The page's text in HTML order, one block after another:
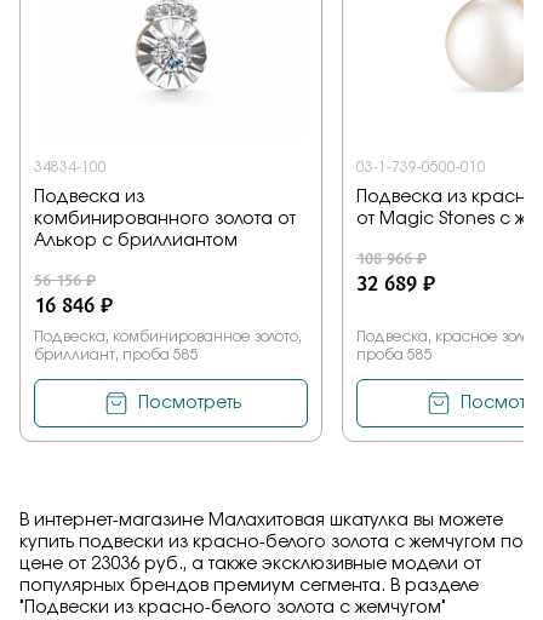
34834-100
Подвеска из
комбинированного золота от
Алькор с бриллиантом
56 156 ₽
16 846 ₽
Подвеска, комбинированное золото,
бриллиант, проба 585
Посмотреть
03-1-739-0500-010
Подвеска из
от Magic Stones с
108 966 ₽
32 689 ₽
Подвеска, красное
проба 585
В интернет-магазине Малахитовая шкатулка вы можете
купить подвески из красно-белого золота с жемчугом по
цене от 23036 руб., а также эксклюзивные модели от
популярных брендов премиум сегмента. В разделе
"Подвески из красно-белого золота с жемчугом"